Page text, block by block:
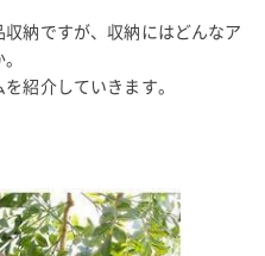
納ですが、収納にはどんなア
紹介していきます。